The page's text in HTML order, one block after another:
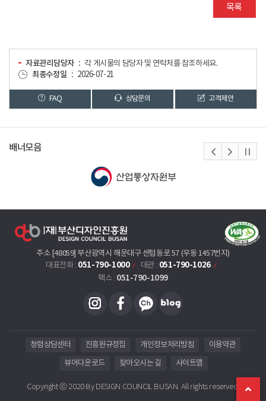
목록
자료관리담당자
각 게시물의 담당자 및 연락처를 참조하세요.
최종수정일
2026-07-21
FAQ 상담문의 고객제안
배너모음
주소 [48059] 부산광역시 해운대구 센텀동로 57 (우동 1457번지)
대표전화 : 051-790-1000 대관 : 051-790-1026
팩스 : 051-790-1099
청렴상담센터 진흥원규정집 개인정보처리방침 이용약관
뷰어다운로드 찾아오시는 길 사이트맵
Copyright ⓒ 2020 By DESIGN COUNCIL BUSAN. All rights reserved.